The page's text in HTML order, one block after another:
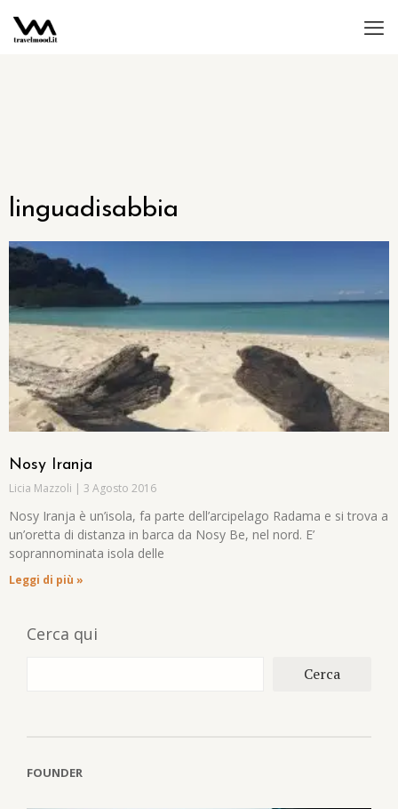
linguadisabbia
Nosy Iranja
Licia Mazzoli 3 Agosto 2016
Nosy Iranja è un’isola, fa parte dell’arcipelago Radama e si trova a
un’oretta di distanza in barca da Nosy Be, nel nord. E’
soprannominata isola delle
Leggi di più »
Cerca qui
Cerca
FOUNDER